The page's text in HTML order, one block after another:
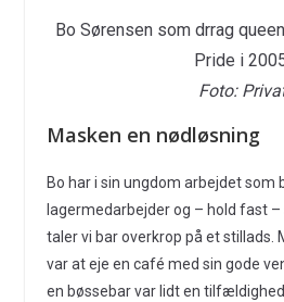
Bo Sørensen som drrag
Pride i
Foto:
Masken en nødløsning
Bo har i sin ungdom arbejdet som
lagermedarbejder og – hold fast
taler vi bar overkrop på et stillads.
var at eje en café med sin gode
en bøssebar var lidt en tilfældighed.